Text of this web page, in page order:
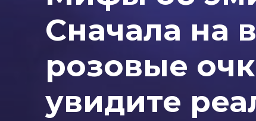
Сначала на
розовые
увидите